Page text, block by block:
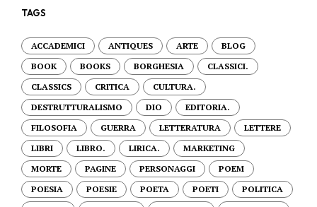
TAGS
ACCADEMICI ANTIQUES ARTE
BLOG
BOOK
BOOKS BORGHESIA
CLASSICI.
CLASSICS
CRITICA
CULTURA.
DESTRUTTURALISMO
DIO
EDITORIA.
FILOSOFIA
GUERRA LETTERATURA
LETTERE
LIBRI
LIBRO. LIRICA.
MARKETING
MORTE
PAGINE PERSONAGGI
POEM
POESIA
POESIE POETA POETI
POLITICA